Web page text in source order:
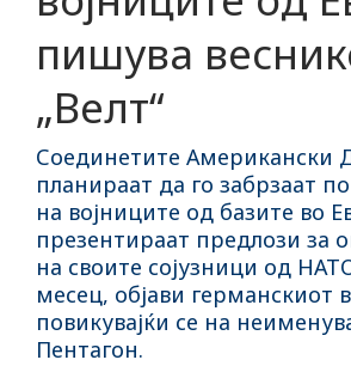
пишува
„Велт“
Соединетите Американски
планираат да го забрзаат
на војниците од базите во
презентираат предлози за
на своите сојузници од
месец, објави германскиот
повикувајќи се на
Пентагон.